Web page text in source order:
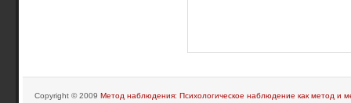
Copyright © 2009 Метод наблюдения: Психологическое наблюдение как метод и